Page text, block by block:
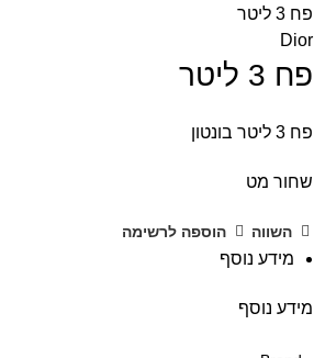
פח 3 ליטר
Dior
פח 3 ליטר
פח 3 ליטר בונטון
שחור מט
השווה הוספה לרשימה
מידע נוסף
מידע נוסף